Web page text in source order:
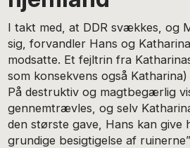
I takt med, at DDR svækkes, og
sig, forvandler Hans og
modsatte. Et fejltrin fra
som konsekvens også
På destruktiv og magtbegærlig
gennemtrævles, og selv
den største gave, Hans kan give
grundige besigtigelse af